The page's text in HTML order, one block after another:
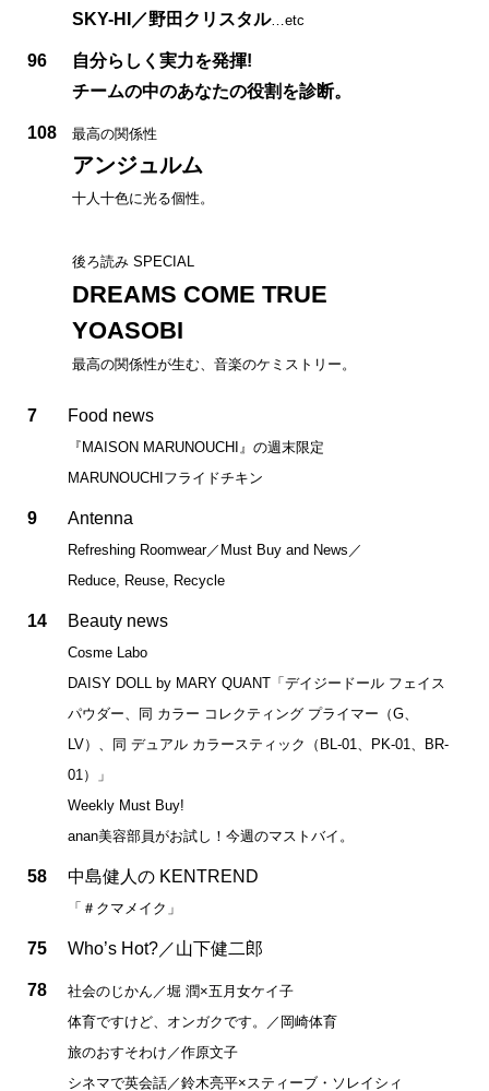
SKY-HI／野田クリスタル…etc
96
自分らしく実力を発揮!
チームの中のあなたの役割を診断。
108 最高の関係性
アンジュルム
十人十色に光る個性。
後ろ読み SPECIAL
DREAMS COME TRUE
YOASOBI
最高の関係性が生む、音楽のケミストリー。
7 Food news
『MAISON MARUNOUCHI』の週末限定
MARUNOUCHIフライドチキン
9 Antenna
Refreshing Roomwear／Must Buy and News／
Reduce, Reuse, Recycle
14 Beauty news
Cosme Labo
DAISY DOLL by MARY QUANT「デイジードール フェイス
パウダー、同 カラー コレクティング プライマー（G、
LV）、同 デュアル カラースティック（BL-01、PK-01、BR-
01）」
Weekly Must Buy!
anan美容部員がお試し！今週のマストバイ。
58 中島健人の KENTREND
「＃クマメイク」
75 Who’s Hot?／山下健二郎
78
社会のじかん／堀 潤×五月女ケイ子
体育ですけど、オンガクです。／岡崎体育
旅のおすそわけ／作原文子
シネマで英会話／鈴木亮平×スティーブ・ソレイシィ